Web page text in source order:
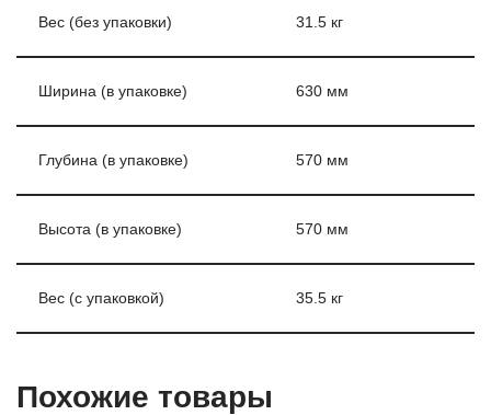
Вес (без упаковки) 31.5 кг
Ширина (в упаковке) 630 мм
Глубина (в упаковке) 570 мм
Высота (в упаковке) 570 мм
Вес (с упаковкой) 35.5 кг
Похожие товары